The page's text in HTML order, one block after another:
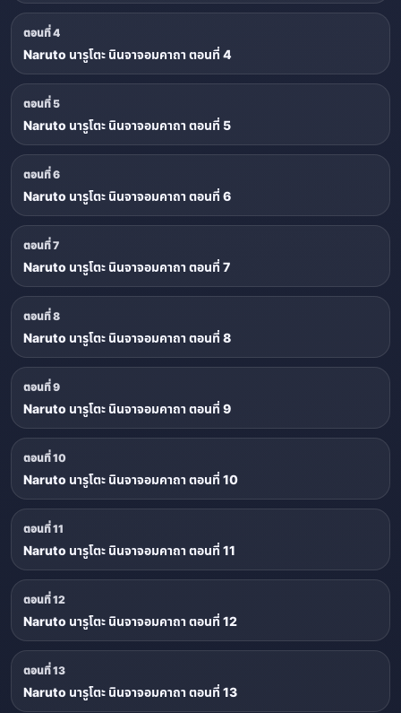
ตอนที่ 4
Naruto นารูโตะ นินจาจอมคาถา ตอนที่ 4
ตอนที่ 5
Naruto นารูโตะ นินจาจอมคาถา ตอนที่ 5
ตอนที่ 6
Naruto นารูโตะ นินจาจอมคาถา ตอนที่ 6
ตอนที่ 7
Naruto นารูโตะ นินจาจอมคาถา ตอนที่ 7
ตอนที่ 8
Naruto นารูโตะ นินจาจอมคาถา ตอนที่ 8
ตอนที่ 9
Naruto นารูโตะ นินจาจอมคาถา ตอนที่ 9
ตอนที่ 10
Naruto นารูโตะ นินจาจอมคาถา ตอนที่ 10
ตอนที่ 11
Naruto นารูโตะ นินจาจอมคาถา ตอนที่ 11
ตอนที่ 12
Naruto นารูโตะ นินจาจอมคาถา ตอนที่ 12
ตอนที่ 13
Naruto นารูโตะ นินจาจอมคาถา ตอนที่ 13